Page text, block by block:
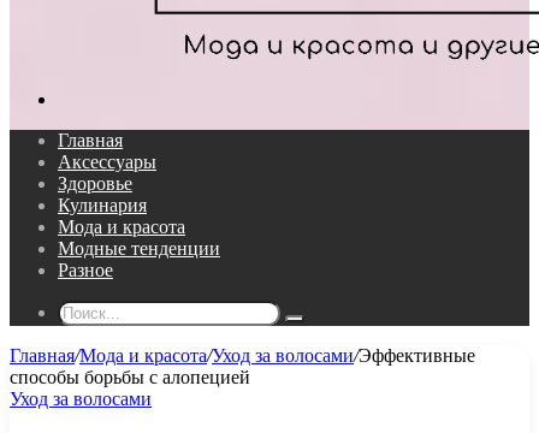
Главная
Аксессуары
Здоровье
Кулинария
Мода и красота
Модные тенденции
Разное
Поиск...
Главная/Мода и красота/Уход за волосами/Эффективные
способы борьбы с алопецией
Уход за волосами